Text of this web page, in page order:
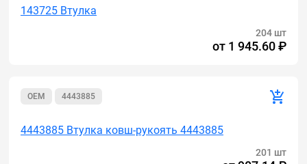
143725 Втулка
204 шт
от 1 945.60 ₽
OEM 4443885
4443885 Втулка ковш-рукоять 4443885
201 шт